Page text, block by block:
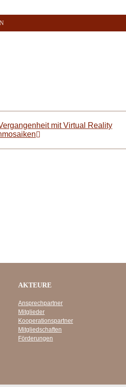
mit Virtual Reality
AKTEURE
Ansprechpartner
Mitglieder
Kooperationspartner
Mitgliedschaften
Förderungen